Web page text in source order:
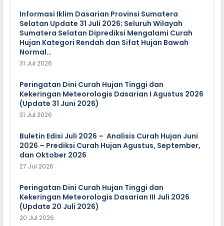
Informasi Iklim Dasarian Provinsi Sumatera
Selatan Update 31 Juli 2026; Seluruh Wilayah
Sumatera Selatan Diprediksi Mengalami Curah
Hujan Kategori Rendah dan Sifat Hujan Bawah
Normal…
31 Jul 2026
Peringatan Dini Curah Hujan Tinggi dan
Kekeringan Meteorologis Dasarian I Agustus 2026
(Update 31 Juni 2026)
31 Jul 2026
Buletin Edisi Juli 2026 – Analisis Curah Hujan Juni
2026 – Prediksi Curah Hujan Agustus, September,
dan Oktober 2026
27 Jul 2026
Peringatan Dini Curah Hujan Tinggi dan
Kekeringan Meteorologis Dasarian III Juli 2026
(Update 20 Juli 2026)
20 Jul 2026